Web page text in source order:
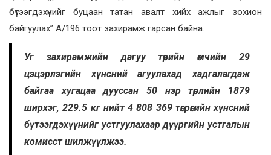
бүтээгдэхүүнийг буцаан татан авалт хийх ажлыг зохион
байгуулах” А/196 тоот захирамж гарсан байна.
Уг захирамжийн дагуу төрийн өмчийн 29
цэцэрлэгийн хүнсний агуулахад хадгалагдаж
байгаа хугацаа дууссан 50 нэр төрлийн 1879
ширхэг, 229.5 кг нийт 4 808 369 төгрөгийн хүнсний
бүтээгдэхүүнийг устгуулахаар дүүргийн устгалын
комисст шилжүүлжээ.